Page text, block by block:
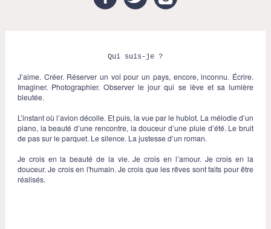
Qui suis-je ?
J’aime. Créer. Réserver un vol pour un pays, encore, inconnu. Écrire.
Imaginer. Photographier. Observer le jour qui se lève et sa lumière
bleutée.
L’instant où l’avion décolle. Et puis, la vue par le hublot. La mélodie d’un
piano, la beauté d’une rencontre, la douceur d’une pluie d’été. Le bruit
de pas sur le parquet. Le silence. La justesse d’un roman.
Je crois en la beauté de la vie. Je crois en l’amour. Je crois en la
douceur. Je crois en l'humain. Je crois que les rêves sont faits pour être
réalisés.